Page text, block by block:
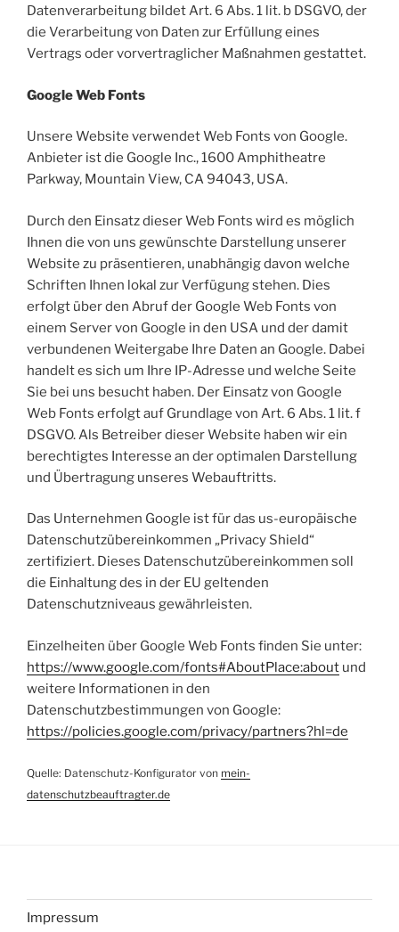
Datenverarbeitung bildet Art. 6 Abs. 1 lit. b DSGVO, der
die Verarbeitung von Daten zur Erfüllung eines
Vertrags oder vorvertraglicher Maßnahmen gestattet.
Google Web Fonts
Unsere Website verwendet Web Fonts von Google.
Anbieter ist die Google Inc., 1600 Amphitheatre
Parkway, Mountain View, CA 94043, USA.
Durch den Einsatz dieser Web Fonts wird es möglich
Ihnen die von uns gewünschte Darstellung unserer
Website zu präsentieren, unabhängig davon welche
Schriften Ihnen lokal zur Verfügung stehen. Dies
erfolgt über den Abruf der Google Web Fonts von
einem Server von Google in den USA und der damit
verbundenen Weitergabe Ihre Daten an Google. Dabei
handelt es sich um Ihre IP-Adresse und welche Seite
Sie bei uns besucht haben. Der Einsatz von Google
Web Fonts erfolgt auf Grundlage von Art. 6 Abs. 1 lit. f
DSGVO. Als Betreiber dieser Website haben wir ein
berechtigtes Interesse an der optimalen Darstellung
und Übertragung unseres Webauftritts.
Das Unternehmen Google ist für das us-europäische
Datenschutzübereinkommen „Privacy Shield“
zertifiziert. Dieses Datenschutzübereinkommen soll
die Einhaltung des in der EU geltenden
Datenschutzniveaus gewährleisten.
Einzelheiten über Google Web Fonts finden Sie unter:
https://www.google.com/fonts#AboutPlace:about und
weitere Informationen in den
Datenschutzbestimmungen von Google:
https://policies.google.com/privacy/partners?hl=de
Quelle: Datenschutz-Konfigurator von mein-
datenschutzbeauftragter.de
Impressum